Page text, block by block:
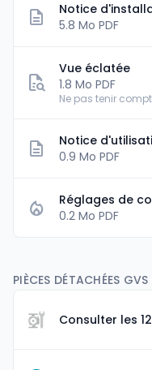
Notice
5.8 Mo PDF
Vue éclatée
1.8 Mo PDF
Ne pas tenir
Notice
0.9 Mo PDF
Réglages de
0.2 Mo PDF
PIÈCES DÉTACHÉES
Consulter les